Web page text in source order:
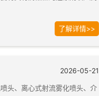
了解详情>>
2026-05-21
头、离心式射流雾化喷头、介